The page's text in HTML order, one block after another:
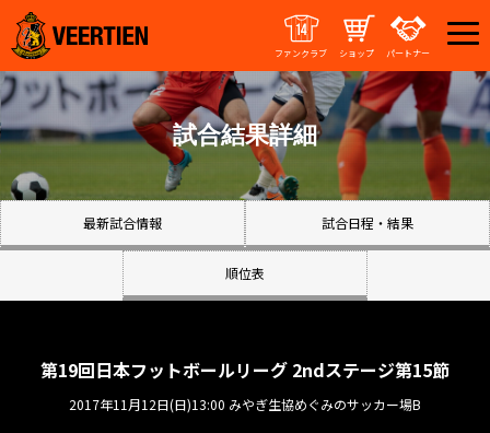
ファンクラブ ショップ パートナー
試合結果詳細
最新試合情報 試合日程・結果
順位表
第19回日本フットボールリーグ 2ndステージ第15節
2017年11月12日(日)13:00 みやぎ生協めぐみのサッカー場B